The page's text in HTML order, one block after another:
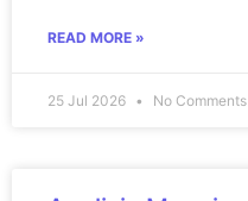
READ MORE »
25 Jul 2026 No Comments